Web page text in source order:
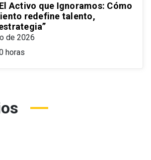
Activo que Ignoramos: Cómo
redefine talento,
de 2026
horas